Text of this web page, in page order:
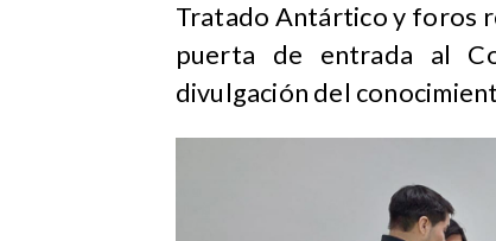
Tratado Antártico y foros
puerta de entrada al
divulgación del